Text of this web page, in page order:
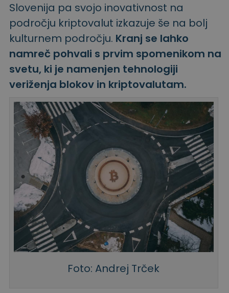
Slovenija pa svojo inovativnost na
področju kriptovalut izkazuje še na bolj
kulturnem področju. Kranj se lahko
namreč pohvali s prvim spomenikom na
svetu, ki je namenjen tehnologiji
veriženja blokov in kriptovalutam.
Foto: Andrej Trček